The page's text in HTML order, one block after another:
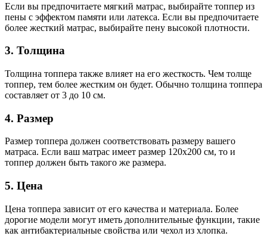
Если вы предпочитаете мягкий матрас, выбирайте топпер из
пены с эффектом памяти или латекса. Если вы предпочитаете
более жесткий матрас, выбирайте пену высокой плотности.
3. Толщина
Толщина топпера также влияет на его жесткость. Чем толще
топпер, тем более жестким он будет. Обычно толщина топпера
составляет от 3 до 10 см.
4. Размер
Размер топпера должен соответствовать размеру вашего
матраса. Если ваш матрас имеет размер 120x200 см, то и
топпер должен быть такого же размера.
5. Цена
Цена топпера зависит от его качества и материала. Более
дорогие модели могут иметь дополнительные функции, такие
как антибактериальные свойства или чехол из хлопка.